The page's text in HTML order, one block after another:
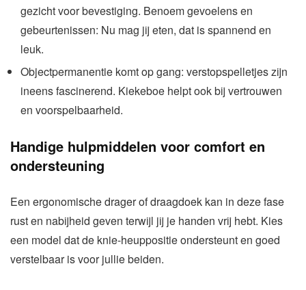
gezicht voor bevestiging. Benoem gevoelens en
gebeurtenissen: Nu mag jij eten, dat is spannend en
leuk.
Objectpermanentie komt op gang: verstopspelletjes zijn
ineens fascinerend. Kiekeboe helpt ook bij vertrouwen
en voorspelbaarheid.
Handige hulpmiddelen voor comfort en
ondersteuning
Een ergonomische drager of draagdoek kan in deze fase
rust en nabijheid geven terwijl jij je handen vrij hebt. Kies
een model dat de knie-heuppositie ondersteunt en goed
verstelbaar is voor jullie beiden.